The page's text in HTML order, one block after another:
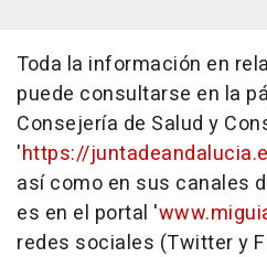
Toda la información en
puede consultarse en la
Consejería de Salud y
'https://
así como en sus canales
es en el portal '
redes sociales (Twitter y